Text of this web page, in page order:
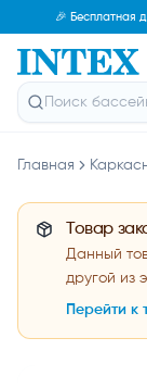
🎉 Бесплатная
Главная
Товар
Данный
другой из
Перейти к